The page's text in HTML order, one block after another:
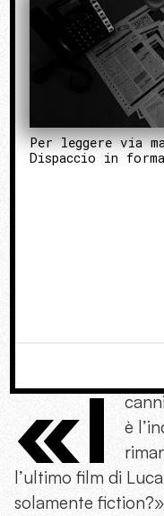
Per leggere via
Dispaccio in
«I
è
l’ultimo film di
solamente